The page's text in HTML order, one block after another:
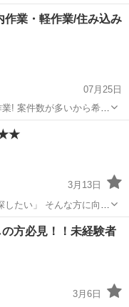
＝＝＝＝＝ 【プラ
作業・軽作業/住み込み
07月25日
! 案件数が多いから希望
に好条件のお仕事たくさ
タッフ大募集/ 経験ス
3月13日
の方必見！！未経験者
3月6日